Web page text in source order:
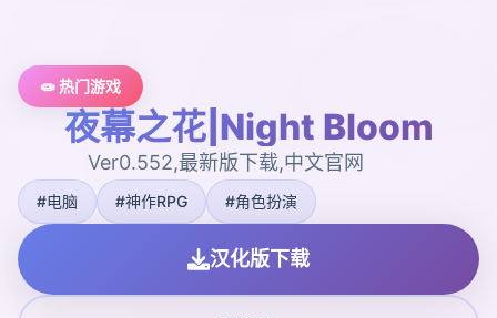
🧫 热门游戏
夜幕之花|Night Bloom
Ver0.552,最新版下载,中文官网
#电脑 #神作RPG #角色扮演
汉化版下载